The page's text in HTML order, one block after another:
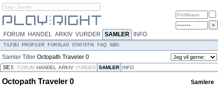
FORUM HANDEL ARKIV VURDER SAMLER INFO
TILFØJ PROFILER FORSLAG STATISTIK FAQ SØG
Samler Titler Octopath Traveler 0
SE I: FORUM HANDEL ARKIV VURDER SAMLER INFO
Octopath Traveler 0 Samlere